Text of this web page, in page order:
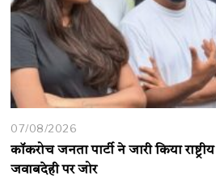
07/08/2026
कॉकरोच जनता पार्टी ने जारी किया
जवाबदेही पर जोर